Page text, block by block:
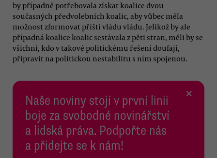
by případně potřebovala získat koalice dvou
současných předvolebních koalic, aby vůbec měla
možnost zformovat příští vládu vládu. Jelikož by ale
případná koalice koalic sestávala z pěti stran, měli by se
všichni, kdo v takové politickému řešení doufají,
připravit na politickou nestabilitu s ním spojenou.
Naše noviny stojí v první linii
boje za svobodné novinářství
a lidská práva. Podpořte nás
a přidejte se k nám!
×